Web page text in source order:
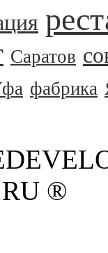
Саратов
фабрика
®